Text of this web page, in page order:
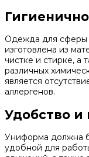
Одежда для сферы
изготовлена из
чистке и стирке, а
различных
является
аллергенов.
Удобство и
Униформа должна
удобной для